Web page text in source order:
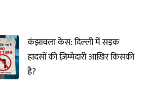
कंझावला केस: दिल्ली में सड़क
हादसों की ज़िम्मेदारी आखिर किसकी
है?